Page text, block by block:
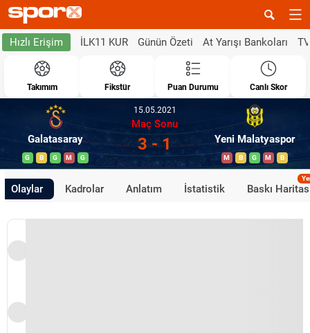
Hızlı Erişim İLK11 KUR Günün Özeti At Yarışı Bankoları
Takımım Fikstür Puan Durumu Canlı Skor
Galatasaray
G B G M G
15.05.2021
Maç Sonu
3 - 1 Yeni Malatyaspor
M B G M B
Olaylar Kadrolar Anlatım İstatistik Baskı